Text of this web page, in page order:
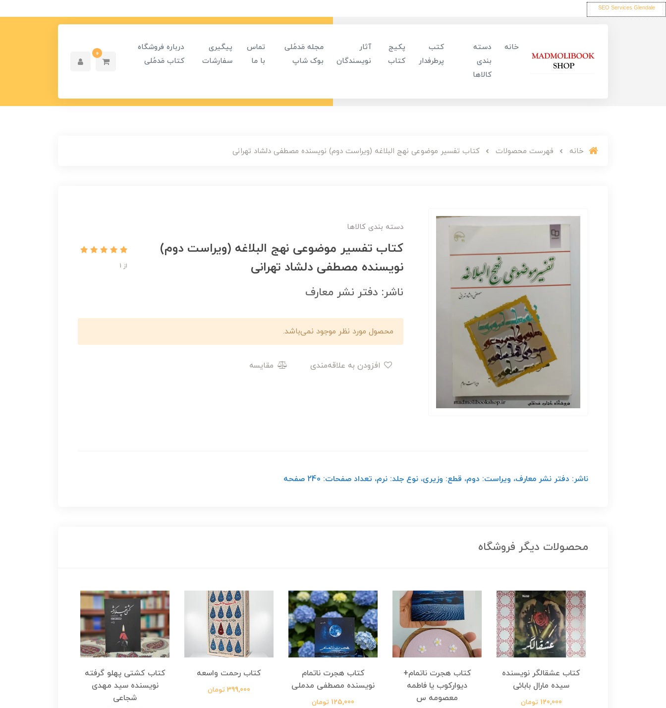
SEO Services Glendale
خانه
دسته
بندی
کالاها
کتب
پرطرفدار
پکیج
کتاب
آثار
نویسندگان
مجله مَدمُلی
بوک شاپ
تماس
با ما
پیگیری
سفارشات
درباره فروشگاه
کتاب مَدمُلی
0
خانه فهرست محصولات کتاب تفسیر موضوعی نهج البلاغه (ویراست دوم) نویسنده مصطفی دلشاد تهرانی
دسته بندی کالاها
کتاب تفسیر موضوعی نهج البلاغه (ویراست دوم)
نویسنده مصطفی دلشاد تهرانی
از 1
ناشر: دفتر نشر معارف
محصول مورد نظر موجود نمی‌باشد.
مقایسه
ناشر: دفتر نشر معارف، ویراست: دوم، قطع: وزیری، نوع جلد: نرم، تعداد صفحات: 240 صفحه
محصولات دیگر فروشگاه
کتاب عشقالگر نویسنده
سیده مارال بابائی
120,000 تومان
کتاب هجرت ناتمام+
دیوارکوب یا فاطمه
معصومه س
کتاب هجرت ناتمام
نویسنده مصطفی مدملی
125,000 تومان
کتاب رحمت واسعه
399,000 تومان
کتاب کشتی پهلو گرفته
نویسنده سید مهدی
شجاعی